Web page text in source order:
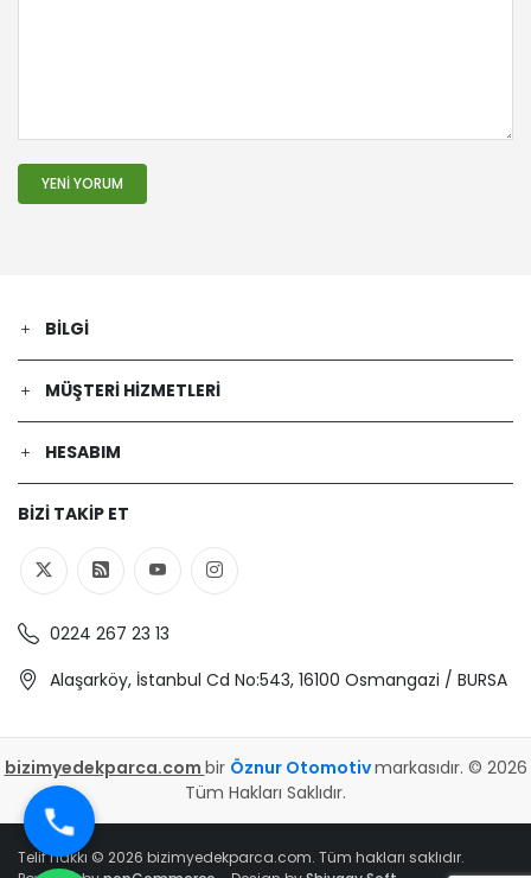
YENI YORUM
BILGI
MÜŞTERI HIZMETLERI
HESABIM
BIZI TAKIP ET
0224 267 23 13
Alaşarköy, İstanbul Cd No:543, 16100 Osmangazi / BURSA
bizimyedekparca.com bir Öznur Otomotivmarkasıdır. © 2026
Tüm Hakları Saklıdır.
Telif hakkı © 2026 bizimyedekparca.com. Tüm hakları saklıdır.